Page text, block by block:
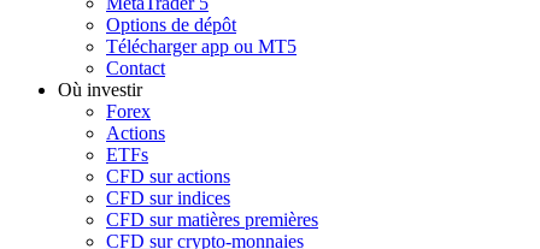
Options de dépôt
Télécharger app ou MT5
Contact
Où investir
Forex
Actions
ETFs
CFD sur actions
CFD sur indices
CFD sur matières premières
CFD sur crypto-monnaies